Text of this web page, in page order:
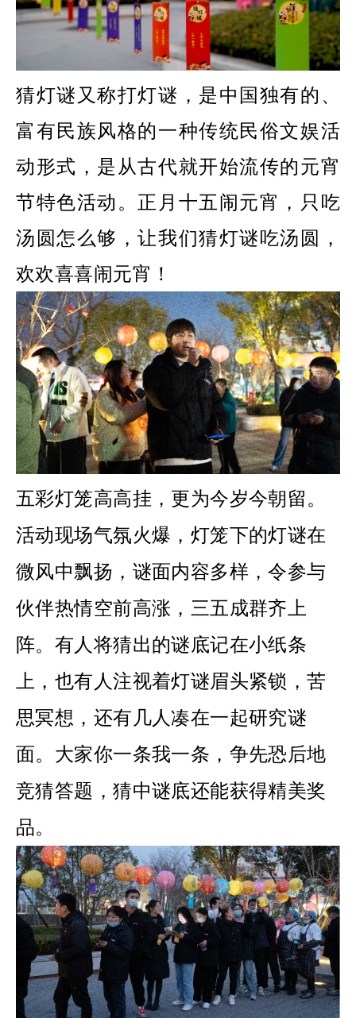
猜灯谜又称打灯谜，是中国独有的、
富有民族风格的一种传统民俗文娱活
动形式，是从古代就开始流传的元宵
节特色活动。正月十五闹元宵，只吃
汤圆怎么够，让我们猜灯谜吃汤圆，
欢欢喜喜闹元宵！
五彩灯笼高高挂，更为今岁今朝留。
活动现场气氛火爆，灯笼下的灯谜在
微风中飘扬，谜面内容多样，令参与
伙伴热情空前高涨，三五成群齐上
阵。有人将猜出的谜底记在小纸条
上，也有人注视着灯谜眉头紧锁，苦
思冥想，还有几人凑在一起研究谜
面。大家你一条我一条，争先恐后地
竞猜答题，猜中谜底还能获得精美奖
品。